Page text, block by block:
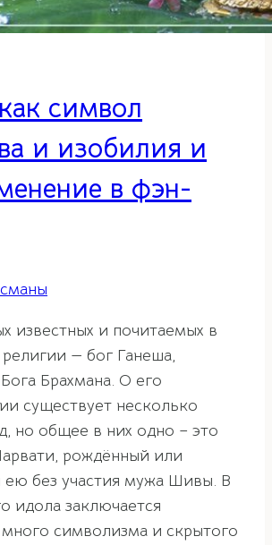
символ
и изобилия и
в фэн-
известных и почитаемых в
— бог Ганеша,
Брахмана. О его
существует несколько
но общее в них одно – это
рождённый или
ею без участия мужа Шивы. В
идола заключается
символизма и скрытого